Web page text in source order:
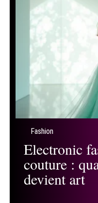
Fashion
Electronic
couture :
devient art